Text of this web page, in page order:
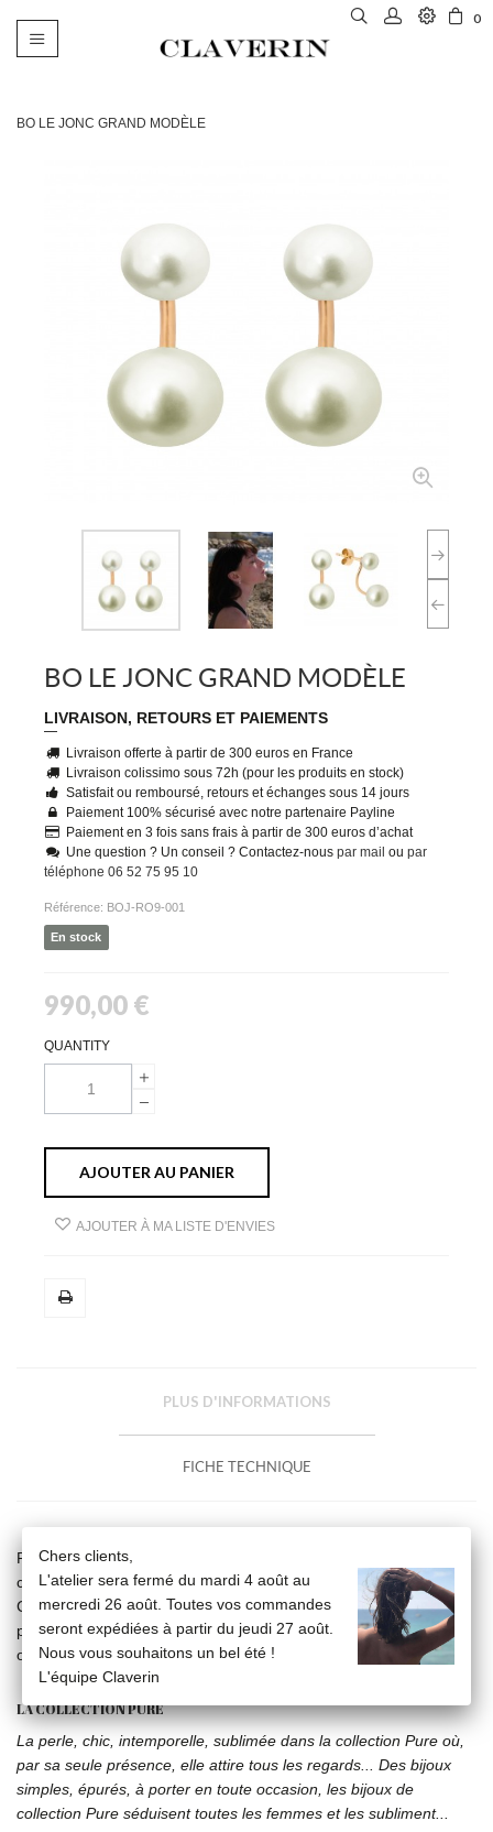
0
Basculer
BO LE JONC GRAND MODÈLE
BO LE JONC GRAND MODÈLE
LIVRAISON, RETOURS ET PAIEMENTS
Livraison offerte à partir de 300 euros en France
Livraison colissimo sous 72h (pour les produits en stock)
Satisfait ou remboursé, retours et échanges sous 14 jours
Paiement 100% sécurisé avec notre partenaire Payline
Paiement en 3 fois sans frais à partir de 300 euros d’achat
Une question ? Un conseil ? Contactez-nous par mail ou par
téléphone 06 52 75 95 10
Référence: BOJ-RO9-001
En stock
990,00 €
QUANTITY
AJOUTER AU PANIER
AJOUTER À MA LISTE D'ENVIES
PLUS D'INFORMATIONS
FICHE TECHNIQUE
Paire de boucles d'oreilles en or jaune 18 carats et perles de
culture blanches 7 mm et 9 mm.
Ces boucles d'oreilles sont composées d'une partie amovible et
peuvent ainsi être portées de deux manières : en puces simples
ou en "doubles".
LA COLLECTION PURE
La perle, chic, intemporelle, sublimée dans la collection Pure où,
par sa seule présence, elle attire tous les regards... Des bijoux
simples, épurés, à porter en toute occasion, les bijoux de
collection Pure séduisent toutes les femmes et les subliment...
Chers clients,
L'atelier sera fermé du mardi 4 août au
mercredi 26 août. Toutes vos commandes
seront expédiées à partir du jeudi 27 août.
Nous vous souhaitons un bel été !
L'équipe Claverin